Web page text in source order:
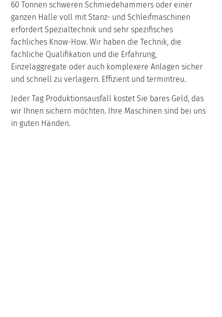
60 Tonnen schweren Schmiedehammers oder einer
ganzen Halle voll mit Stanz- und Schleifmaschinen
erfordert Spezialtechnik und sehr spezifisches
fachliches Know-How. Wir haben die Technik, die
fachliche Qualifikation und die Erfahrung,
Einzelaggregate oder auch komplexere Anlagen sicher
und schnell zu verlagern. Effizient und termintreu.
Jeder Tag Produktionsausfall kostet Sie bares Geld, das
wir Ihnen sichern möchten. Ihre Maschinen sind bei uns
in guten Händen.